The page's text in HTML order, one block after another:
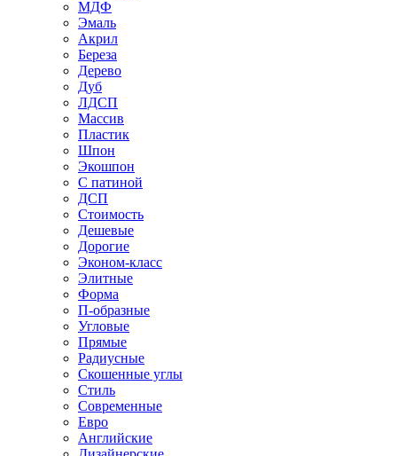
МДФ
Эмаль
Акрил
Береза
Дерево
Дуб
ЛДСП
Массив
Пластик
Шпон
Экошпон
С патиной
ДСП
Стоимость
Дешевые
Дорогие
Эконом-класс
Элитные
Форма
П-образные
Угловые
Прямые
Радиусные
Скошенные углы
Стиль
Современные
Евро
Английские